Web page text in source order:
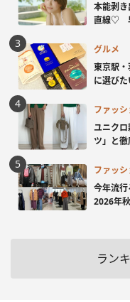
本能剥
直線♡
グルメ
東京駅
に選び
ファッシ
ユニク
ツ」と
ファッシ
今年流
2026年
ラン